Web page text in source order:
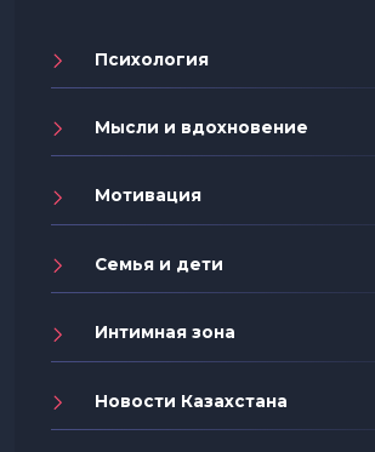
Психология
Мысли и вдохновение
Мотивация
Семья и дети
Интимная зона
Новости Казахстана